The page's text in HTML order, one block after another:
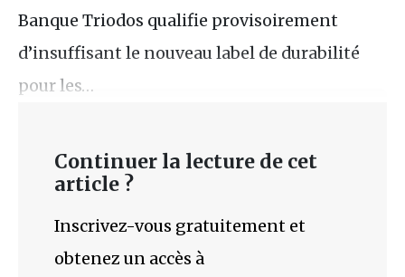
Banque Triodos qualifie provisoirement
d’insuffisant le nouveau label de durabilité
pour les…
Continuer la lecture de cet
article ?
Inscrivez-vous gratuitement et
obtenez un accès à